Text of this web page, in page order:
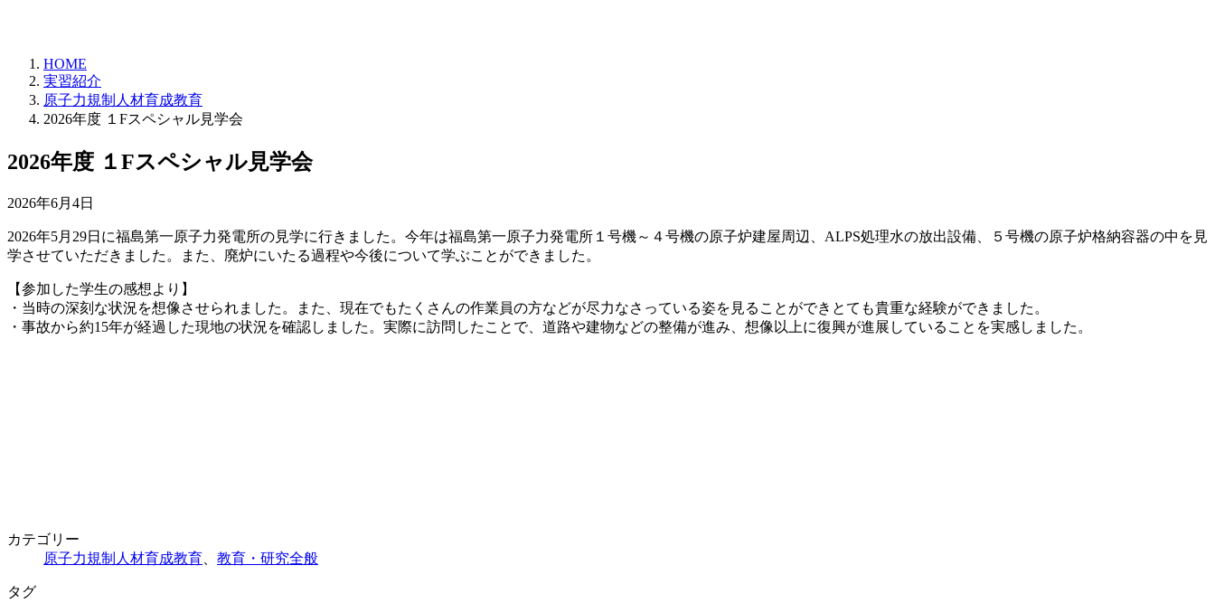
HOME
実習紹介
原子力規制人材育成教育
2026年度 １Fスペシャル見学会
2026年度 １Fスペシャル見学会
2026年6月4日
2026年5月29日に福島第一原子力発電所の見学に行きました。今年は福島第一原子力発電所１号機～４号機の原子炉建屋周辺、ALPS処理水の放出設備、５号機の原子炉格納容器の中を見
学させていただきました。また、廃炉にいたる過程や今後について学ぶことができました。
【参加した学生の感想より】
・当時の深刻な状況を想像させられました。また、現在でもたくさんの作業員の方などが尽力なさっている姿を見ることができとても貴重な経験ができました。
・事故から約15年が経過した現地の状況を確認しました。実際に訪問したことで、道路や建物などの整備が進み、想像以上に復興が進展していることを実感しました。
カテゴリー
原子力規制人材育成教育
教育・研究全般
タグ